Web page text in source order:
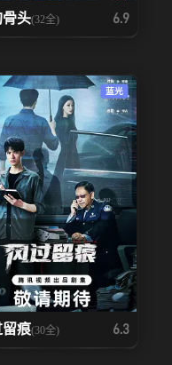
骨头(32全) 6.9
蓝光
留痕(30全) 6.3